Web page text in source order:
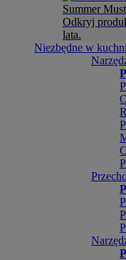
Summer
Odkryj
lata.
Niezbędne w kuchni